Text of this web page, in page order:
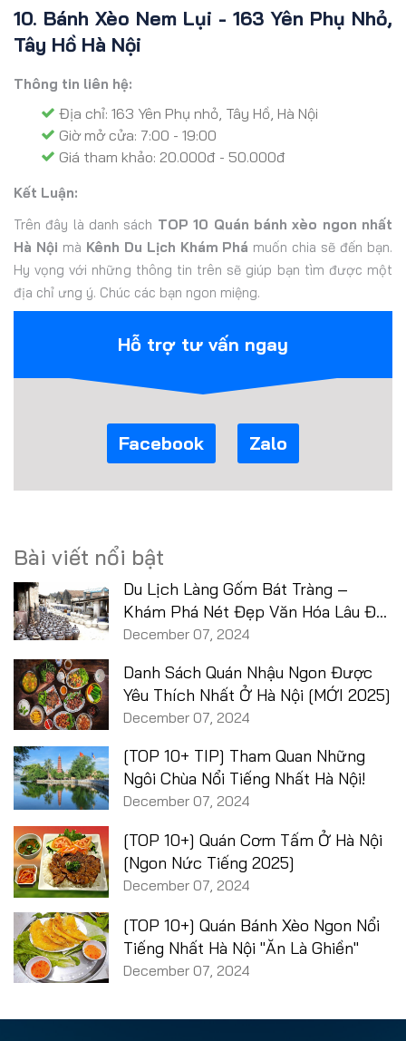
10. Bánh Xèo Nem Lụi - 163 Yên Phụ Nhỏ,
Tây Hồ Hà Nội
Thông tin liên hệ:
Địa chỉ: 163 Yên Phụ nhỏ, Tây Hồ, Hà Nội
Giờ mở cửa: 7:00 - 19:00
Giá tham khảo: 20.000đ - 50.000đ
Kết Luận:
Trên đây là danh sách TOP 10 Quán bánh xèo ngon nhất
Hà Nội mà Kênh Du Lịch Khám Phá muốn chia sẽ đến bạn.
Hy vọng với những thông tin trên sẽ giúp bạn tìm được một
địa chỉ ưng ý. Chúc các bạn ngon miệng.
Hỗ trợ tư vấn ngay
Facebook Zalo
Bài viết nổi bật
Du Lịch Làng Gốm Bát Tràng –
Khám Phá Nét Đẹp Văn Hóa Lâu Đời
Của Đất Nước!
December 07, 2024
Danh Sách Quán Nhậu Ngon Được
Yêu Thích Nhất Ở Hà Nội [MỚI 2025]
December 07, 2024
[TOP 10+ TIP] Tham Quan Những
Ngôi Chùa Nổi Tiếng Nhất Hà Nội!
December 07, 2024
[TOP 10+] Quán Cơm Tấm Ở Hà Nội
[Ngon Nức Tiếng 2025]
December 07, 2024
[TOP 10+] Quán Bánh Xèo Ngon Nổi
Tiếng Nhất Hà Nội "Ăn Là Ghiền"
December 07, 2024